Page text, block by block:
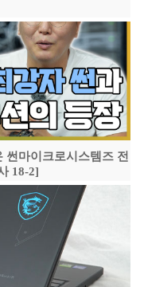
썬마이크로시스템즈 전
18-2]